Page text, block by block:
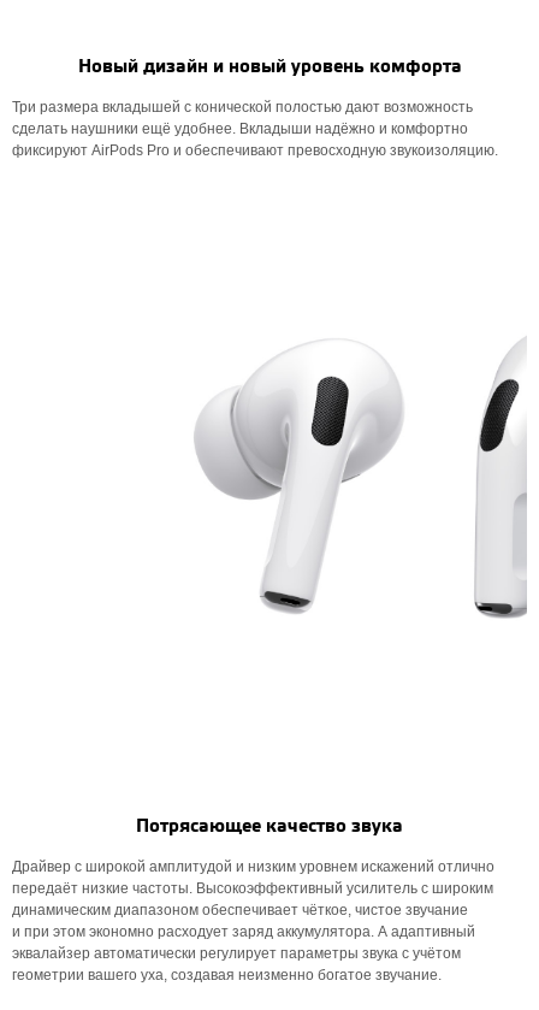
Новый дизайн и новый уровень комфорта
Три размера вкладышей с конической полостью дают возможность
сделать наушники ещё удобнее. Вкладыши надёжно и комфортно
фиксируют AirPods Pro и обеспечивают превосходную звукоизоляцию.
Потрясающее качество звука
Драйвер с широкой амплитудой и низким уровнем искажений отлично
передаёт низкие частоты. Высокоэффективный усилитель с широким
динамическим диапазоном обеспечивает чёткое, чистое звучание
и при этом экономно расходует заряд аккумулятора. А адаптивный
эквалайзер автоматически регулирует параметры звука с учётом
геометрии вашего уха, создавая неизменно богатое звучание.